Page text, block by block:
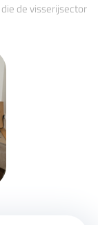
de visserijsector